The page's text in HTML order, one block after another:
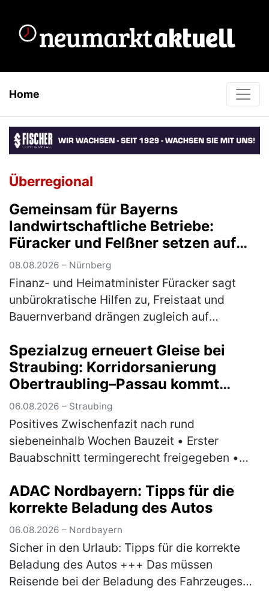
Home
Überregional
Gemeinsam für Bayerns
landwirtschaftliche Betriebe:
Füracker und Felßner setzen auf
schnelle und unbürokratische
steuerliche Entlastungen
08.08.2026 – Nürnberg
Finanz- und Heimatminister Füracker sagt
unbürokratische Hilfen zu, Freistaat und
Bauernverband drängen zugleich auf
Angesichts der dramatischen wirtschaftlichen
L…(mehr)
Spezialzug erneuert Gleise bei
Straubing: Korridorsanierung
Obertraubling–Passau kommt
planmäßig voran
06.08.2026 – Straubing
Positives Zwischenfazit nach rund
siebeneinhalb Wochen Bauzeit • Erster
Bauabschnitt termingerecht freigegeben •
Herausforderungen stabilisiert •
Spezialmaschine erneue…(mehr)
ADAC Nordbayern: Tipps für die
korrekte Beladung des Autos
06.08.2026 – Nordbayern
Sicher in den Urlaub: Tipps für die korrekte
Beladung des Autos +++ Das müssen
Reisende bei der Beladung des Fahrzeuges